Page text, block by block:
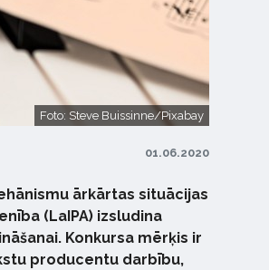
Foto: Steve Buissinne/Pixabay
01.06.2020
ārkārtas situācijas
(LaIPA) izsludina
Konkursa mērķis ir
producentu darbību,